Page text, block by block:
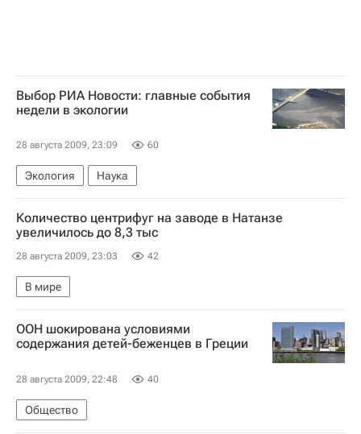
Выбор РИА Новости: главные события
недели в экологии
28 августа 2009, 23:09 60
Экология Наука
Количество центрифуг на заводе в Натанзе
увеличилось до 8,3 тыс
28 августа 2009, 23:03 42
В мире
ООН шокирована условиями
содержания детей-беженцев в Греции
28 августа 2009, 22:48 40
Общество